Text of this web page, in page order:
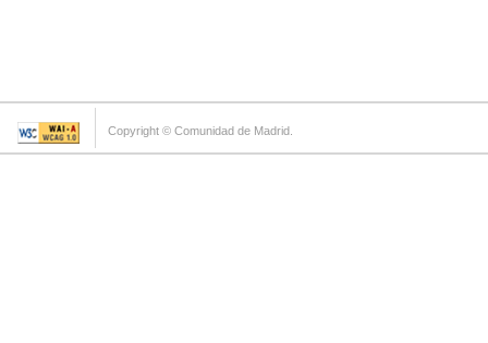
Copyright © Comunidad de Madrid.